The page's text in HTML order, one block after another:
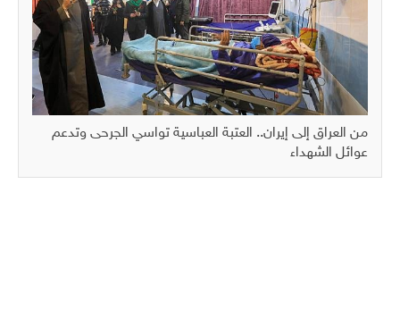
من العراق إلى إيران.. العتبة العباسية تواسي الجرحى وتدعم
عوائل الشهداء